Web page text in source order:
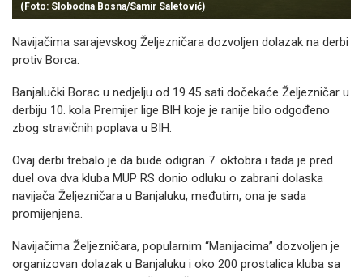
(Foto: Slobodna Bosna/Samir Saletović)
Navijačima sarajevskog Željezničara dozvoljen dolazak na derbi
protiv Borca.
Banjalučki Borac u nedjelju od 19.45 sati dočekaće Željezničar u
derbiju 10. kola Premijer lige BIH koje je ranije bilo odgođeno
zbog stravičnih poplava u BIH.
Ovaj derbi trebalo je da bude odigran 7. oktobra i tada je pred
duel ova dva kluba MUP RS donio odluku o zabrani dolaska
navijača Željezničara u Banjaluku, međutim, ona je sada
promijenjena.
Navijačima Željezničara, popularnim “Manijacima” dozvoljen je
organizovan dolazak u Banjaluku i oko 200 prostalica kluba sa